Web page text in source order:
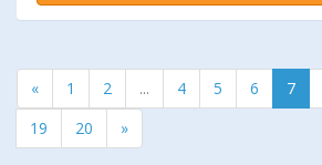
« 1 2 ... 4 5 6 7
19
20 »